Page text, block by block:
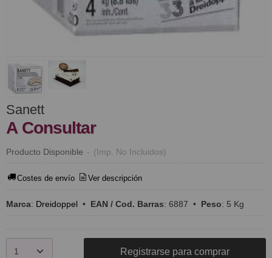
Sanett
A Consultar
Producto Disponible - (Imp. No Incluidos)
Costes de envío Ver descripción
Marca: Dreidoppel • EAN / Cod. Barras: 6887 • Peso: 5 Kg
Registrarse para comprar